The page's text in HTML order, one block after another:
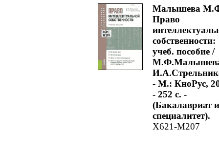
Малышева
Право
собственности:
учеб. пособие /
- М.: КноРус,
- 252 с. -
(Бакалавриат и
специалитет).
Х621-М207